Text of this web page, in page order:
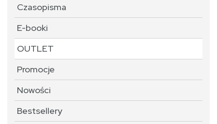
Czasopisma
E-booki
OUTLET
Promocje
Nowości
Bestsellery